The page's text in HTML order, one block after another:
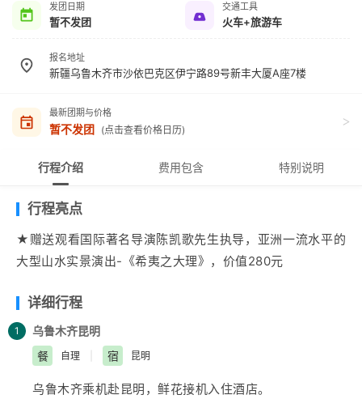
发团日期
暂不发团
交通工具
火车+旅游车
报名地址
新疆乌鲁木齐市沙依巴克区伊宁路89号新丰大厦A座7楼
最新团期与价格
暂不发团 (点击查看价格日历)
>
行程介绍 费用包含 特别说明
行程亮点
★赠送观看国际著名导演陈凯歌先生执导，亚洲一流水平的
大型山水实景演出-《希夷之大理》，价值280元
详细行程
1 乌鲁木齐昆明
餐
自理 宿 昆明
乌鲁木齐乘机赴昆明，鲜花接机入住酒店。